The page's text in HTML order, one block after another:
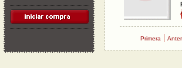
Primera |